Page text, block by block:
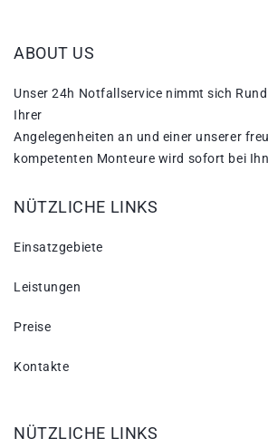
ABOUT US
Unser 24h Notfallservice nimmt sich
Ihrer
Angelegenheiten an und einer unserer
kompetenten Monteure wird sofort bei
NÜTZLICHE LINKS
Einsatzgebiete
Leistungen
Preise
Kontakte
NÜTZLICHE LINKS